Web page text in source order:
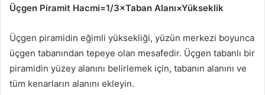
Üçgen Piramit Hacmi=1/3×Taban Alanı×Yükseklik
Üçgen piramidin eğimli yüksekliği, yüzün merkezi boyunca
üçgen tabanından tepeye olan mesafedir. Üçgen tabanlı bir
piramidin yüzey alanını belirlemek için, tabanın alanını ve
tüm kenarların alanını ekleyin.